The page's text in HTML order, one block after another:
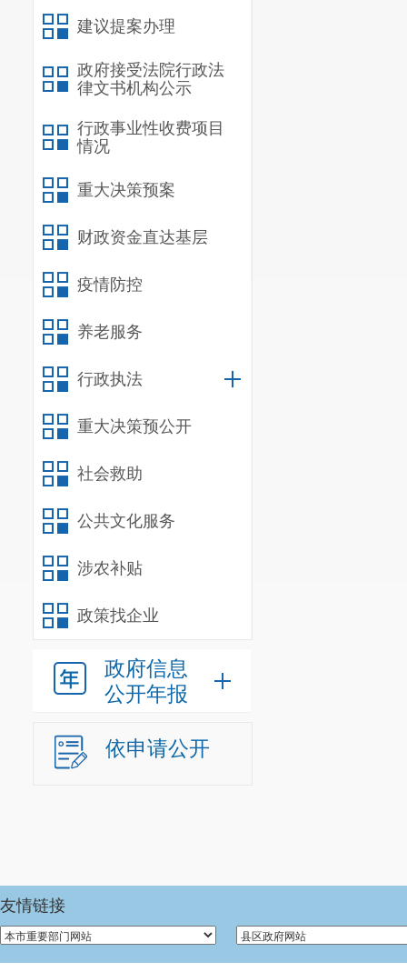
建议提案办理
政府接受法院行政法
律文书机构公示
行政事业性收费项目
情况
重大决策预案
财政资金直达基层
疫情防控
养老服务
行政执法
重大决策预公开
社会救助
公共文化服务
涉农补贴
政策找企业
政府信息
公开年报
依申请公开
友情链接